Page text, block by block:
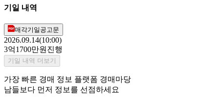
기일 내역
매각기일공고문
2026.09.14(10:00)
3억1700만원 진행
기일 내역 더보기
가장 빠른 경매 정보 플랫폼 경매마당
남들보다 먼저 정보를 선점하세요